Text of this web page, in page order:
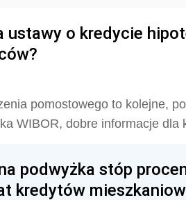
ustawy o kredycie
pomostowego to kolejne,
WIBOR, dobre informacje dla
podwyżka stóp
kredytów